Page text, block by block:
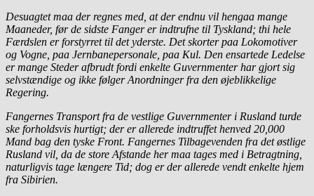
Desuagtet maa der regnes med, at der endnu vil hengaa mange
Maaneder, før de sidste Fanger er indtrufne til Tyskland; thi hele
Færdslen er forstyrret til det yderste. Det skorter paa Lokomotiver
og Vogne, paa Jernbanepersonale, paa Kul. Den ensartede Ledelse
er mange Steder afbrudt fordi enkelte Guvernmenter har gjort sig
selvstændige og ikke følger Anordninger fra den øjeblikkelige
Regering.
Fangernes Transport fra de vestlige Guvernmenter i Rusland turde
ske forholdsvis hurtigt; der er allerede indtruffet henved 20,000
Mand bag den tyske Front. Fangernes Tilbagevenden fra det østlige
Rusland vil, da de store Afstande her maa tages med i Betragtning,
naturligvis tage længere Tid; dog er der allerede vendt enkelte hjem
fra Sibirien.